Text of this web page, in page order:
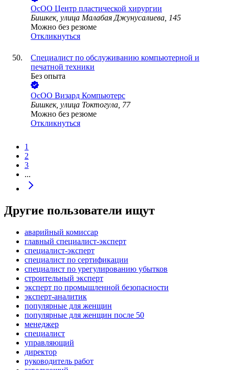
ОсОО Центр пластической хирургии
Бишкек, улица Малабая Джунусалиева, 145
Можно без резюме
Откликнуться
Специалист по обслуживанию компьютерной и
печатной техники
Без опыта
ОсОО Визард Компьютерс
Бишкек, улица Токтогула, 77
Можно без резюме
Откликнуться
1
2
3
...
Другие пользователи ищут
аварийный комиссар
главный специалист-эксперт
специалист-эксперт
специалист по сертификации
специалист по урегулированию убытков
строительный эксперт
эксперт по промышленной безопасности
эксперт-аналитик
популярные для женщин
популярные для женщин после 50
менеджер
специалист
управляющий
директор
руководитель работ